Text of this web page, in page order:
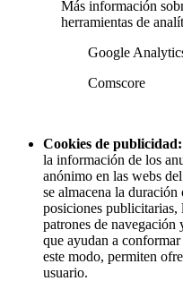
Más información
herramientas de
Google
Comscore
Cookies de publicidad:
la información de los
anónimo en las webs
se almacena la
posiciones publicitarias,
patrones de navegación
que ayudan a
este modo, permiten
usuario.